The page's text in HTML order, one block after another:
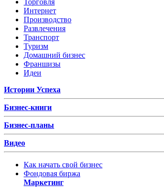
Интернет
Производство
Развлечения
Транспорт
Туризм
Домашний бизнес
Франшизы
Идеи
Истории Успеха
Бизнес-книги
Бизнес-планы
Видео
Как начать свой бизнес
Фондовая биржа
Маркетинг